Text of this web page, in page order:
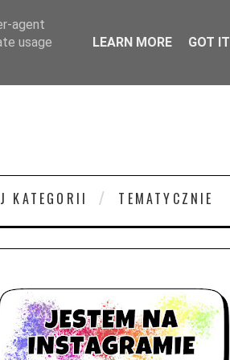
KATEGORII TEMATYCZNIE
agent
usage
LEARN MORE GOT IT